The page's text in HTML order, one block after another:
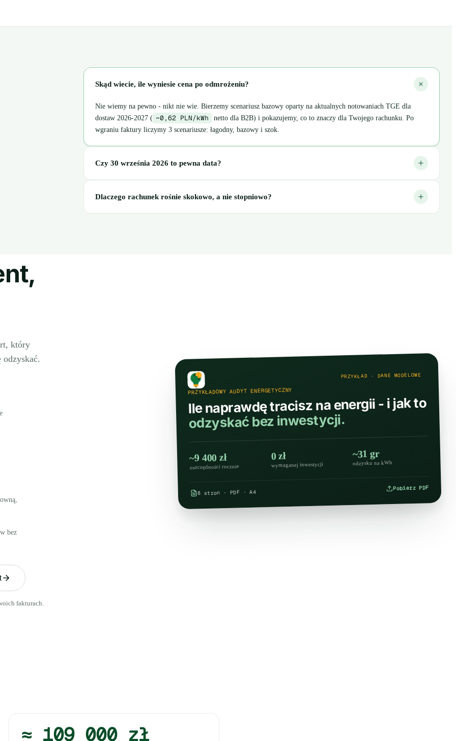
Skąd wiecie, ile wyniesie cena po odmrożeniu?
Nie wiemy na pewno - nikt nie wie. Bierzemy scenariusz bazowy oparty na aktualnych notowaniach TGE dla
dostaw 2026-2027 ( ~0,62 PLN/kWh
netto dla B2B) i pokazujemy, co to znaczy dla Twojego rachunku. Po
wgraniu faktury liczymy 3 scenariusze: łagodny, bazowy i szok.
Czy 30 września 2026 to pewna data?
Dlaczego rachunek rośnie skokowo, a nie stopniowo?
który
bez
fakturach.
PRZYKŁAD · DANE MODELOWE
PRZYKŁADOWY AUDYT ENERGETYCZNY
Ile naprawdę tracisz na energii - i jak to
odzyskać bez inwestycji.
~9 400 zł
oszczędności rocznie
0 zł
wymaganej inwestycji
~31 gr
odzysku na kWh
8 stron · PDF · A4
Pobierz PDF
≈ 109 000 zł